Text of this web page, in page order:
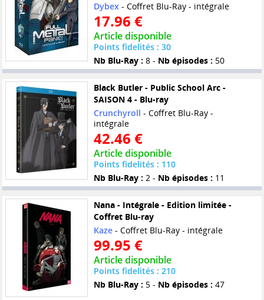
Dybex- Coffret Blu-Ray - intégrale
17.96 €
Article disponible
Points fidelités : 30
Nb Blu-Ray : 8 - Nb épisodes : 50
Black Butler - Public School Arc -
SAISON 4 - Blu-ray
Crunchyroll - Coffret Blu-Ray -
intégrale
42.46 €
Article disponible
Points fidelités : 110
Nb Blu-Ray : 2 - Nb épisodes : 11
Nana - Intégrale - Edition limitée -
Coffret Blu-ray
Kaze- Coffret Blu-Ray - intégrale
99.95 €
Article disponible
Points fidelités : 210
Nb Blu-Ray : 5 - Nb épisodes : 47